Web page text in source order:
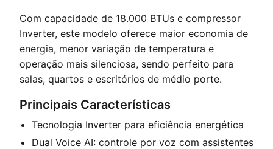
Com capacidade de 18.000 BTUs e compressor
Inverter, este modelo oferece maior economia de
energia, menor variação de temperatura e
operação mais silenciosa, sendo perfeito para
salas, quartos e escritórios de médio porte.
Principais Características
Tecnologia Inverter para eficiência energética
Dual Voice AI: controle por voz com assistentes